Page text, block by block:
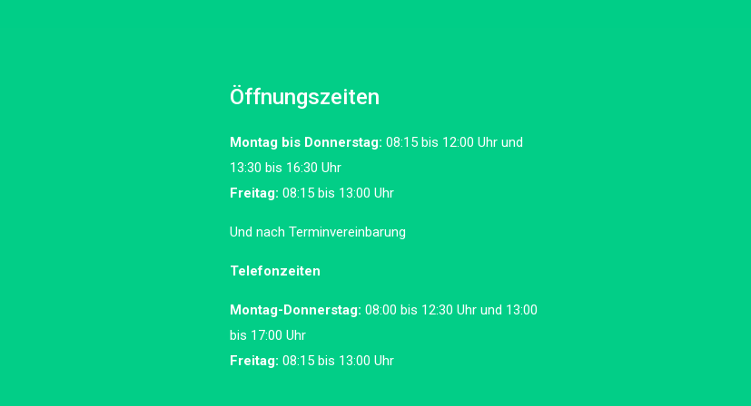
Öffnungszeiten
Montag bis Donnerstag: 08:15 bis 12:00 Uhr und
13:30 bis 16:30 Uhr
Freitag: 08:15 bis 13:00 Uhr
Und nach Terminvereinbarung
Telefonzeiten
Montag-Donnerstag: 08:00 bis 12:30 Uhr und 13:00
bis 17:00 Uhr
Freitag: 08:15 bis 13:00 Uhr